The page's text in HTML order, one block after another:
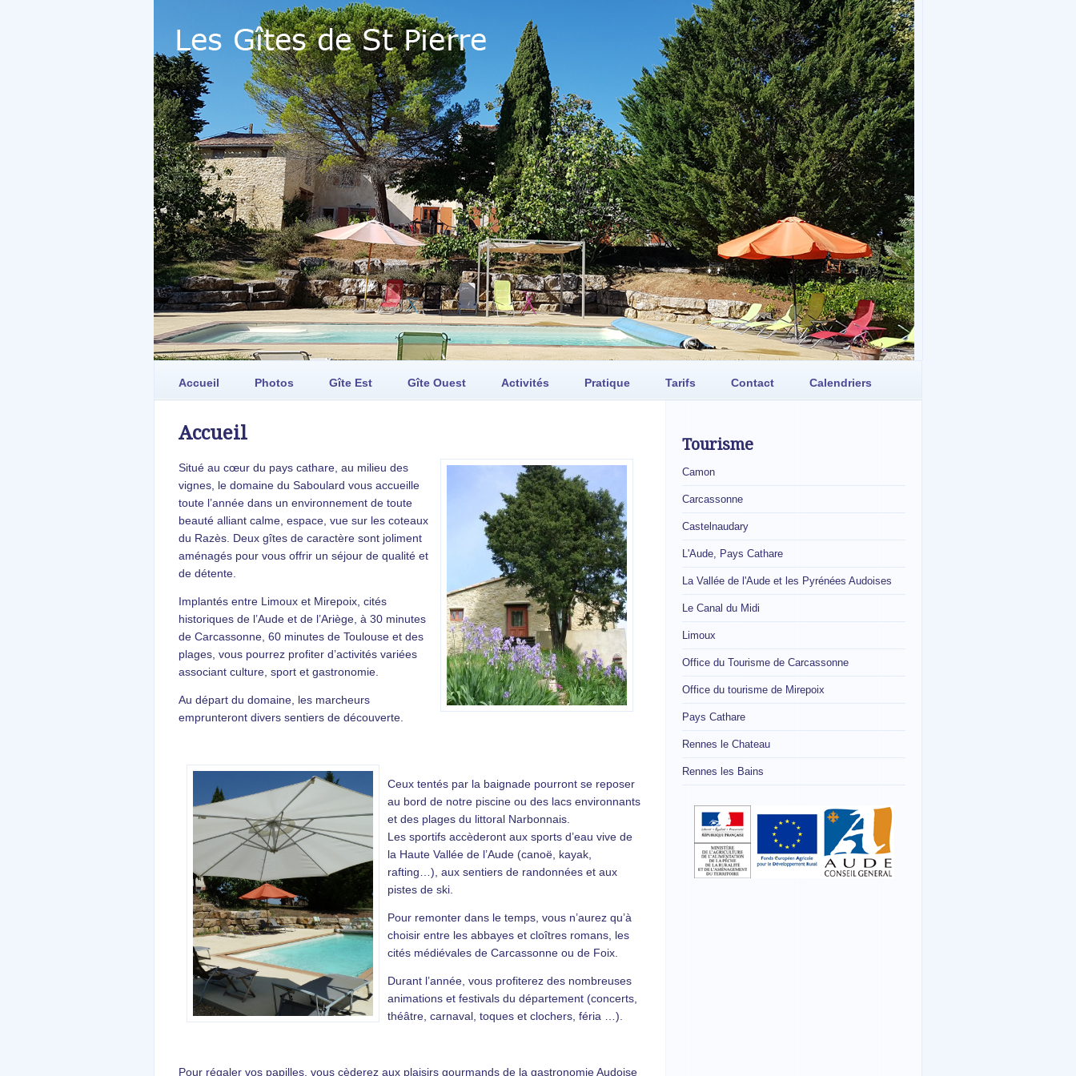
Accueil Photos Gîte Est Gîte Ouest Activités Pratique Tarifs Contact Calendriers
Accueil
Situé au cœur du pays cathare, au milieu des
vignes, le domaine du Saboulard vous accueille
toute l’année dans un environnement de toute
beauté alliant calme, espace, vue sur les coteaux
du Razès. Deux gîtes de caractère sont joliment
aménagés pour vous offrir un séjour de qualité et
de détente.
Implantés entre Limoux et Mirepoix, cités
historiques de l’Aude et de l’Ariège, à 30 minutes
de Carcassonne, 60 minutes de Toulouse et des
plages, vous pourrez profiter d’activités variées
associant culture, sport et gastronomie.
Au départ du domaine, les marcheurs
emprunteront divers sentiers de découverte.
Ceux tentés par la baignade pourront se reposer
au bord de notre piscine ou des lacs environnants
et des plages du littoral Narbonnais.
Les sportifs accèderont aux sports d’eau vive de
la Haute Vallée de l’Aude (canoë, kayak,
rafting…), aux sentiers de randonnées et aux
pistes de ski.
Pour remonter dans le temps, vous n’aurez qu’à
choisir entre les abbayes et cloîtres romans, les
cités médiévales de Carcassonne ou de Foix.
Durant l’année, vous profiterez des nombreuses
animations et festivals du département (concerts,
théâtre, carnaval, toques et clochers, féria …).
Pour régaler vos papilles, vous cèderez aux plaisirs gourmands de la gastronomie Audoise
Tourisme
Camon
Carcassonne
Castelnaudary
L'Aude, Pays Cathare
La Vallée de l'Aude et les Pyrénées Audoises
Le Canal du Midi
Limoux
Office du Tourisme de Carcassonne
Office du tourisme de Mirepoix
Pays Cathare
Rennes le Chateau
Rennes les Bains